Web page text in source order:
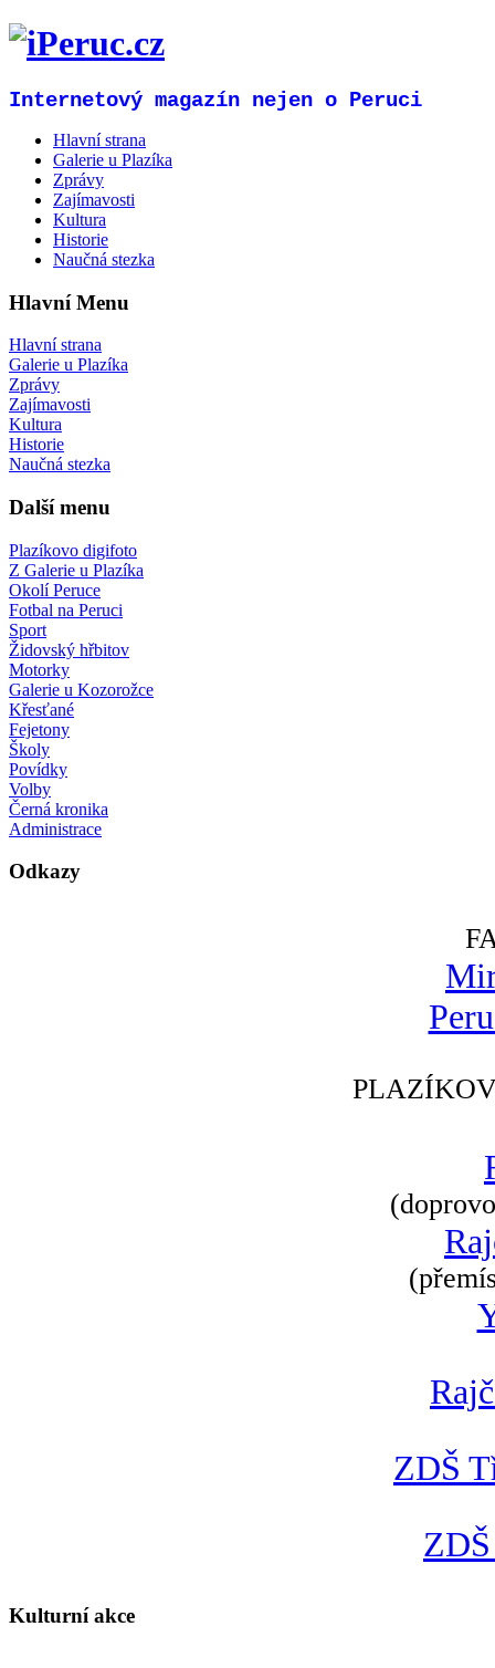
Internetový magazín nejen o Peruci
Hlavní strana
Galerie u Plazíka
Zprávy
Zajímavosti
Kultura
Historie
Naučná stezka
Hlavní Menu
Hlavní strana
Galerie u Plazíka
Zprávy
Zajímavosti
Kultura
Historie
Naučná stezka
Další menu
Plazíkovo digifoto
Z Galerie u Plazíka
Okolí Peruce
Fotbal na Peruci
Sport
Židovský hřbitov
Motorky
Galerie u Kozorožce
Křesťané
Fejetony
Školy
Povídky
Volby
Černá kronika
Administrace
Odkazy
ZDŠ
Kulturní akce